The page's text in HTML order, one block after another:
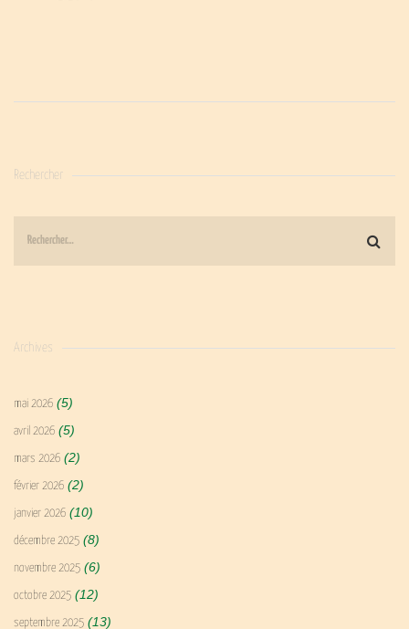
Rechercher
Archives
mai 2026 (5)
avril 2026 (5)
mars 2026 (2)
février 2026 (2)
janvier 2026 (10)
décembre 2025 (8)
novembre 2025 (6)
octobre 2025 (12)
septembre 2025 (13)